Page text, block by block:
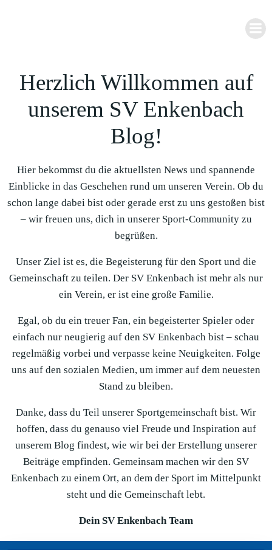
Herzlich Willkommen auf
unserem SV Enkenbach
Blog!
Hier bekommst du die aktuellsten News und spannende
Einblicke in das Geschehen rund um unseren Verein. Ob du
schon lange dabei bist oder gerade erst zu uns gestoßen bist
– wir freuen uns, dich in unserer Sport-Community zu
begrüßen.
Unser Ziel ist es, die Begeisterung für den Sport und die
Gemeinschaft zu teilen. Der SV Enkenbach ist mehr als nur
ein Verein, er ist eine große Familie.
Egal, ob du ein treuer Fan, ein begeisterter Spieler oder
einfach nur neugierig auf den SV Enkenbach bist – schau
regelmäßig vorbei und verpasse keine Neuigkeiten. Folge
uns auf den sozialen Medien, um immer auf dem neuesten
Stand zu bleiben.
Danke, dass du Teil unserer Sportgemeinschaft bist. Wir
hoffen, dass du genauso viel Freude und Inspiration auf
unserem Blog findest, wie wir bei der Erstellung unserer
Beiträge empfinden. Gemeinsam machen wir den SV
Enkenbach zu einem Ort, an dem der Sport im Mittelpunkt
steht und die Gemeinschaft lebt.
Dein SV Enkenbach Team